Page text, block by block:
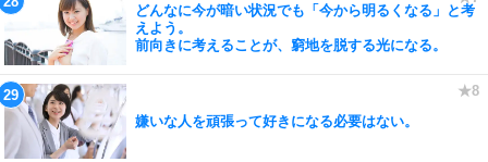
どんなに今が暗い状況でも「今から明るくなる」と考
えよう。
前向きに考えることが、窮地を脱する光になる。
嫌いな人を頑張って好きになる必要はない。